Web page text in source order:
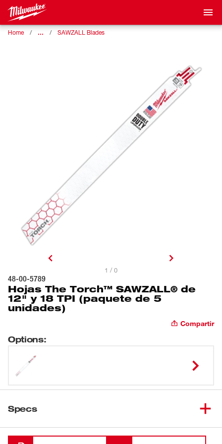
Home … SAWZALL Blades
1 / 0
48-00-5789
Hojas The Torch™ SAWZALL® de
12" y 18 TPI (paquete de 5
unidades)
Compartir
Options:
Specs
Cargando